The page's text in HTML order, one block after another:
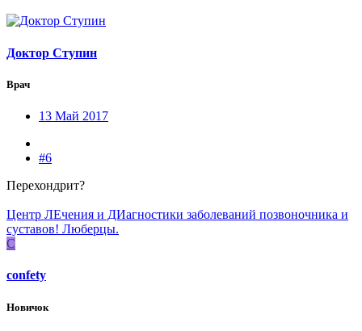
Доктор Ступин
Врач
13 Май 2017
#6
Перехондрит?
Центр ЛЕчения и ДИагностики заболеваний позвоночника и
суставов! Люберцы.
C
confety
Новичок